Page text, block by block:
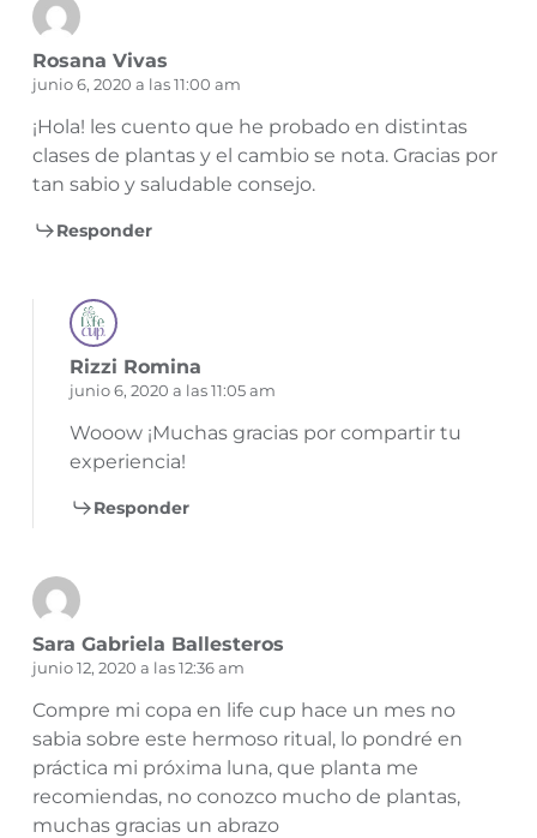
Rosana Vivas
junio 6, 2020 a las 11:00 am
¡Hola! les cuento que he probado en distintas
clases de plantas y el cambio se nota. Gracias por
tan sabio y saludable consejo.
Responder
Rizzi Romina
junio 6, 2020 a las 11:05 am
Wooow ¡Muchas gracias por compartir tu
experiencia!
Responder
Sara Gabriela Ballesteros
junio 12, 2020 a las 12:36 am
Compre mi copa en life cup hace un mes no
sabia sobre este hermoso ritual, lo pondré en
práctica mi próxima luna, que planta me
recomiendas, no conozco mucho de plantas,
muchas gracias un abrazo